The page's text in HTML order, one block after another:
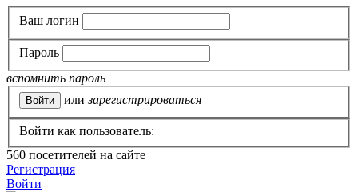
Ваш логин
Пароль
вспомнить пароль
или зарегистрироваться
Войти как пользователь:
560 посетителей на сайте
Регистрация
Войти